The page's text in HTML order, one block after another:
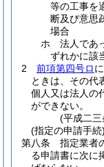
等の工事を
断及び意思
場合
ホ
法人であ
ずれかに該
2
前項第四号ロ
ときは、その代
個人又は法人の
ができない。
(平成二
(指定の申請手続)
第八条
指定業者
る申請書に次に